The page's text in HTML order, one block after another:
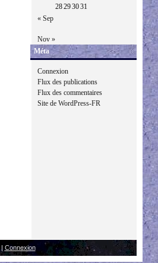
28293031
« Sep
Nov »
Méta
Connexion
Flux des publications
Flux des commentaires
Site de WordPress-FR
| Connexion